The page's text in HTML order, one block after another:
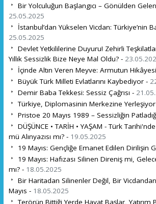
Bir Yolculuğun Başlangıcı – Gönülden
25.05.2025
İstanbul’dan Yükselen Vicdan: Türkiye’nin
25.05.2025
Devlet Yetkililerine Duyuru! Zehirli
Yıllık Sessizlik Bize Neye Mal Oldu? -
İçinde Altın Veren Meyve: Armutun
Büyük Türk Milleti Evlatlarını Kaybediyor -
Demir Baba Tekkesi: Sessiz Çağrısı -
Türkiye, Diplomasinin Merkezine
Pristoe 20 Mayıs 1989 – Sessizliğin
DÜŞÜNCE • TARİH • YAŞAM - Türk
mü Alınyazısı mı? - 19.05.2025
19 Mayıs: Gençliğe Emanet Edilen Dirilişin
19 Mayıs: Hafızası Silinen Direniş mi,
mı? - 18.05.2025
Bir Haritadan Silinenler Değil, Bir
Mayıs - 18.05.2025
Terörün Bittiği Yerde Hayat Başlar, Yatırım